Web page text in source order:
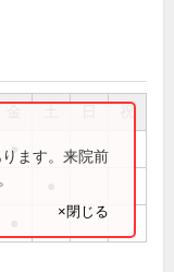
祝
●ます。来院前
×閉じる